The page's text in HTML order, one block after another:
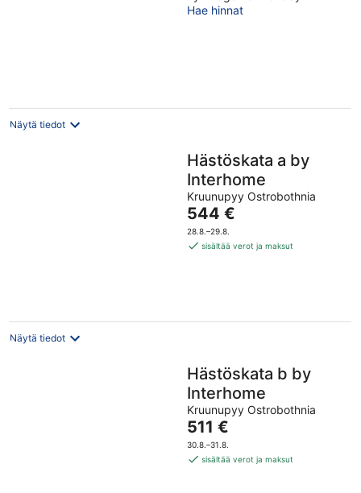
of
Hae hinnat
Näytä tiedot
Hästöskata a by
Interhome
Kruunupyy Ostrobothnia
Hinta
on
544 €
544 €
28.8.–29.8.
sisältää verot ja maksut
Näytä tiedot
Hästöskata b by
Interhome
Kruunupyy Ostrobothnia
Hinta
on
511 €
511 €
30.8.–31.8.
sisältää verot ja maksut